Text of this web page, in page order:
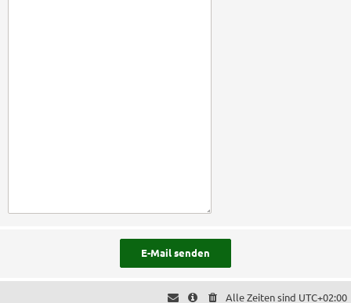
Alle Zeiten sind UTC+02:00